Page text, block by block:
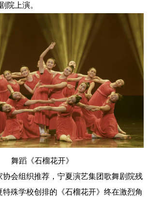
院上演。
舞蹈《石榴花开》
组织推荐，宁夏演艺集团歌舞剧院残
殊学校创排的《石榴花开》终在激烈角